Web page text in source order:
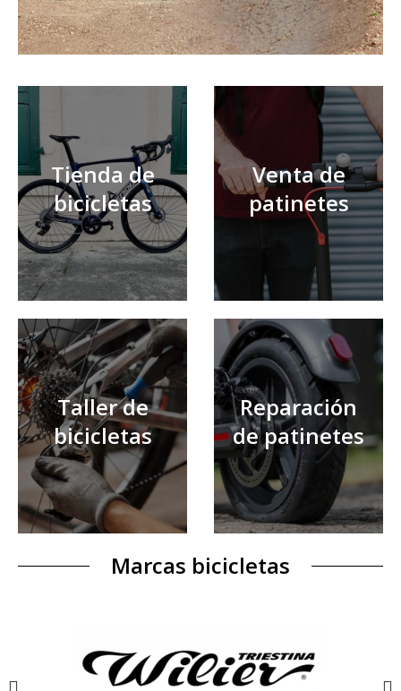
Tienda de
bicicletas
Venta de
patinetes
Taller de
bicicletas
Reparación
de patinetes
Marcas bicicletas